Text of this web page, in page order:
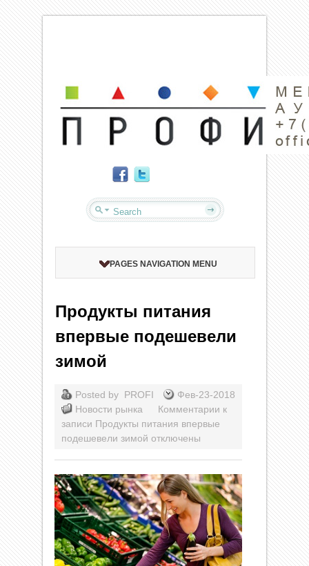
PAGES NAVIGATION MENU
Продукты питания
впервые подешевели
зимой
Posted by PROFI
Фев-23-2018
Новости рынка
Комментарии к
записи Продукты питания впервые
подешевели зимой отключены